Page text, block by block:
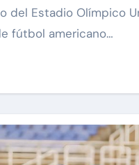
del Estadio Olímpico
fútbol americano…